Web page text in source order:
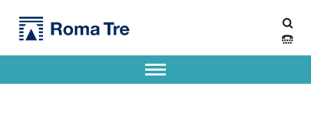
Bando incarichi e collaborazioni esterne - prot. 1161 - Dipartimento di Scienze della Formazione
Dipartimento di Scienze della Formazione dell'Università degli Studi Roma Tre
Apri il menu secondario
Header info sidebar